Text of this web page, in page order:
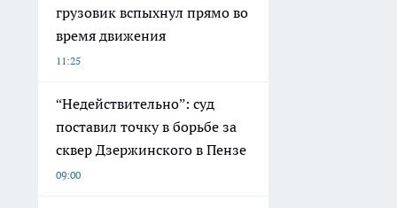
грузовик вспыхнул прямо во
время движения
11:25
“Недействительно”: суд
поставил точку в борьбе за
сквер Дзержинского в Пензе
09:00